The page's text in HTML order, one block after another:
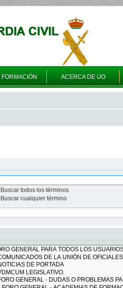
FORMACIÓN ACERCA DE UO
Buscar todos los términos
Buscar cualquier término